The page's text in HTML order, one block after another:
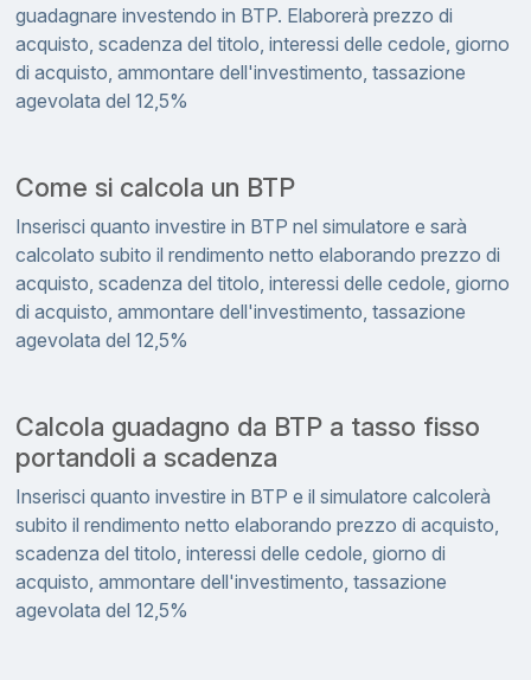
guadagnare investendo in BTP. Elaborerà prezzo di
acquisto, scadenza del titolo, interessi delle cedole, giorno
di acquisto, ammontare dell'investimento, tassazione
agevolata del 12,5%
Come si calcola un BTP
Inserisci quanto investire in BTP nel simulatore e sarà
calcolato subito il rendimento netto elaborando prezzo di
acquisto, scadenza del titolo, interessi delle cedole, giorno
di acquisto, ammontare dell'investimento, tassazione
agevolata del 12,5%
Calcola guadagno da BTP a tasso fisso
portandoli a scadenza
Inserisci quanto investire in BTP e il simulatore calcolerà
subito il rendimento netto elaborando prezzo di acquisto,
scadenza del titolo, interessi delle cedole, giorno di
acquisto, ammontare dell'investimento, tassazione
agevolata del 12,5%